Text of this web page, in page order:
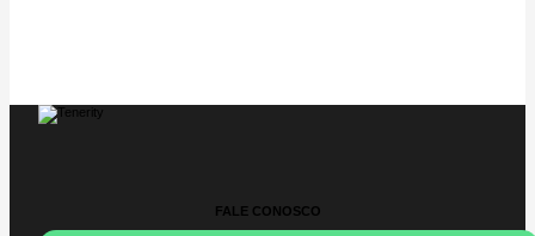
FALE CONOSCO